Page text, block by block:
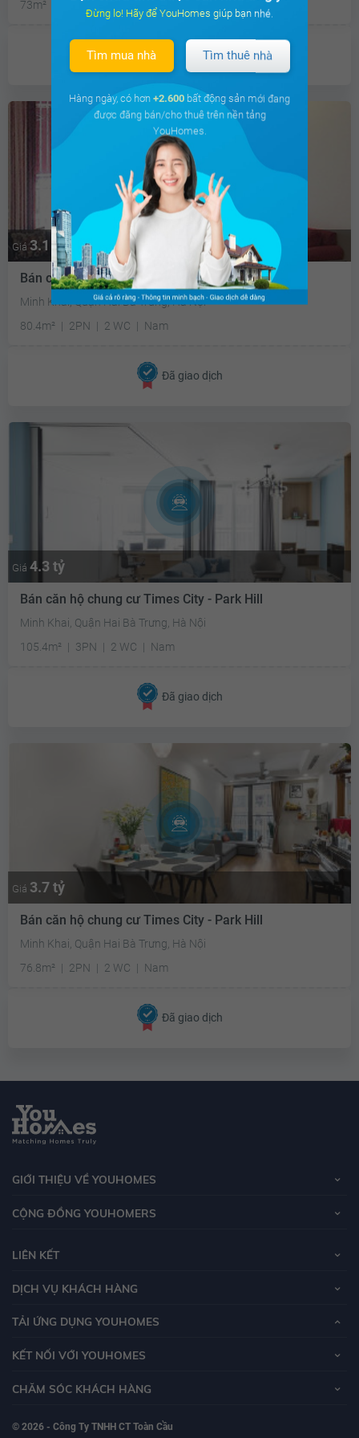
73m²
2PN Nam
Đã giao dịch
Giá 3.1 tỷ
Bán căn hộ chung cư Times City - Park Hill
Minh Khai, Quận Hai Bà Trưng, Hà Nội
80.4m²
2PN 2 WC Nam
Đã giao dịch
Giá 4.3 tỷ
Bán căn hộ chung cư Times City - Park Hill
Minh Khai, Quận Hai Bà Trưng, Hà Nội
105.4m²
3PN 2 WC Nam
Đã giao dịch
Giá 3.7 tỷ
Bán căn hộ chung cư Times City - Park Hill
Minh Khai, Quận Hai Bà Trưng, Hà Nội
76.8m²
2PN 2 WC Nam
Đã giao dịch
GIỚI THIỆU VỀ YOUHOMES
CỘNG ĐỒNG YOUHOMERS
LIÊN KẾT
DỊCH VỤ KHÁCH HÀNG
TẢI ỨNG DỤNG YOUHOMES
KẾT NỐI VỚI YOUHOMES
CHĂM SÓC KHÁCH HÀNG
© 2026 - Công Ty TNHH CT Toàn Cầu
Đừng lo! Hãy để YouHomes giúp bạn nhé.
Tìm mua nhà Tìm thuê nhà
Hàng ngày, có hơn +2.600 bất động sản mới đang
được đăng bán/cho thuê trên nền tảng
YouHomes.